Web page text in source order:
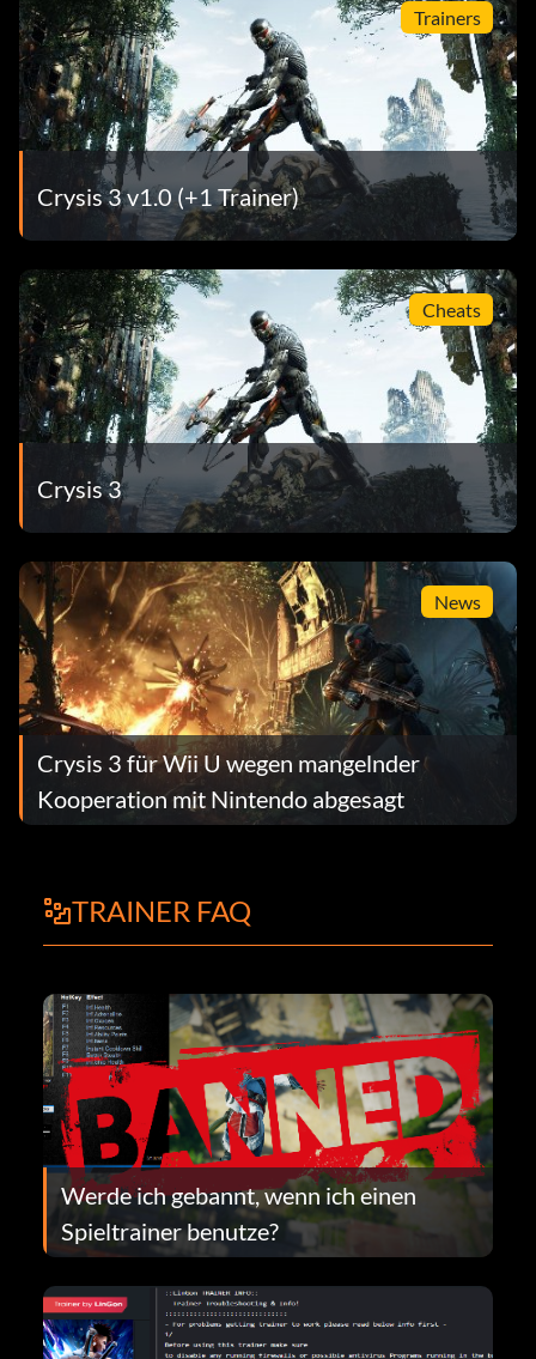
Trainers
Crysis 3 v1.0 (+1 Trainer)
Cheats
Crysis 3
News
Crysis 3 für Wii U wegen mangelnder
Kooperation mit Nintendo abgesagt
TRAINER FAQ
Werde ich gebannt, wenn ich einen
Spieltrainer benutze?